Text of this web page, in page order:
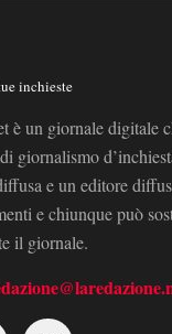
inchieste
è un giornale digitale
giornalismo
e un editore
e chiunque può
il giornale.